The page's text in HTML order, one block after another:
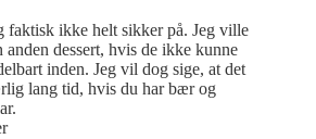
faktisk ikke helt sikker på. Jeg ville
dessert, hvis de ikke kunne
inden. Jeg vil dog sige, at det
lang tid, hvis du har bær og